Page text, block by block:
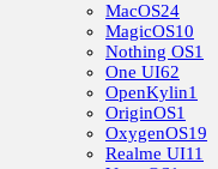
MacOS24
MagicOS10
Nothing OS1
One UI62
OpenKylin1
OriginOS1
OxygenOS19
Realme UI11